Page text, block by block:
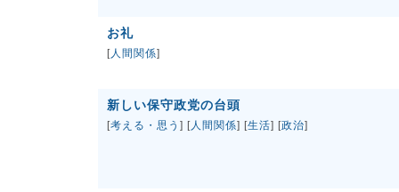
お礼
[人間関係]
新しい保守政党の台頭
[考える・思う ] [人間関係] [生活] [政治]